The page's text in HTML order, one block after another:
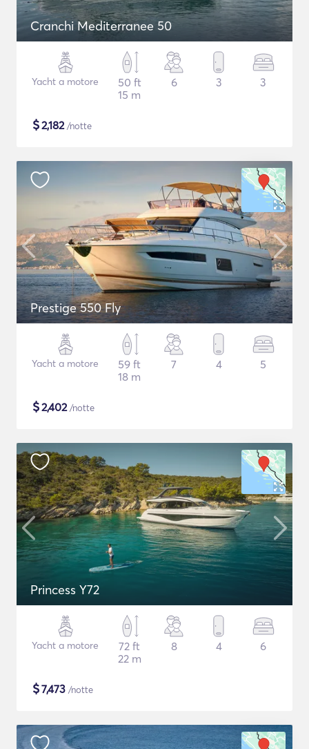
Cranchi Mediterranee 50
Yacht a motore
50 ft
15 m
6 3 3
$2,182/notte
Prestige 550 Fly
Yacht a motore
59 ft
18 m
7 4 5
$2,402/notte
Princess Y72
Yacht a motore
72 ft
22 m
8 4 6
$7,473 /notte